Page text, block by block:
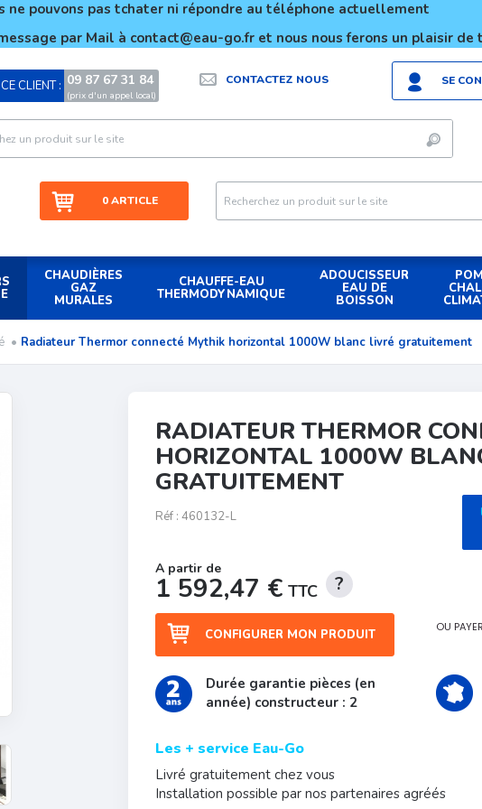
ne pouvons pas tchater ni répondre au téléphone actuellement
par Mail à contact@eau-go.fr et nous nous ferons un plaisir
CLIENT : 09 87 67 31 84
(prix d'un appel local)
CONTACTEZ NOUS SE
0 ARTICLE
CHAUDIÈRES
GAZ
MURALES
CHAUFFE-EAU
THERMODYNAMIQUE
ADOUCISSEUR
EAU DE
BOISSON
• Radiateur Thermor connecté Mythik horizontal 1000W blanc livré gratuitement
RADIATEUR THERMOR
HORIZONTAL 1000W
GRATUITEMENT
Réf : 460132-L
1 592,47 € TTC
CONFIGURER MON PRODUIT
OU
Durée garantie pièces (en
année) constructeur : 2
Les + service Eau-Go
Livré gratuitement chez vous
Installation possible par nos partenaires agréés